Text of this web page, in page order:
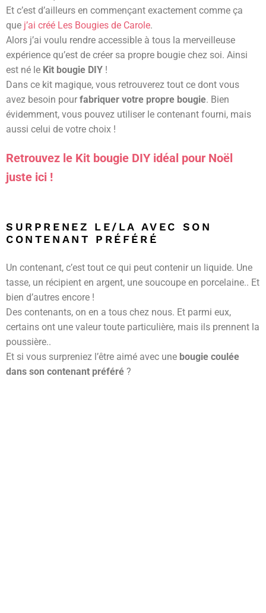
Et c’est d’ailleurs en commençant exactement comme ça
que j’ai créé Les Bougies de Carole.
Alors j’ai voulu rendre accessible à tous la merveilleuse
expérience qu’est de créer sa propre bougie chez soi. Ainsi
est né le Kit bougie DIY !
Dans ce kit magique, vous retrouverez tout ce dont vous
avez besoin pour fabriquer votre propre bougie. Bien
évidemment, vous pouvez utiliser le contenant fourni, mais
aussi celui de votre choix !
Retrouvez le Kit bougie DIY idéal pour Noël
juste ici !
SURPRENEZ LE/LA AVEC SON
CONTENANT PRÉFÉRÉ
Un contenant, c’est tout ce qui peut contenir un liquide. Une
tasse, un récipient en argent, une soucoupe en porcelaine.. Et
bien d’autres encore !
Des contenants, on en a tous chez nous. Et parmi eux,
certains ont une valeur toute particulière, mais ils prennent la
poussière..
Et si vous surpreniez l’être aimé avec une bougie coulée
dans son contenant préféré ?